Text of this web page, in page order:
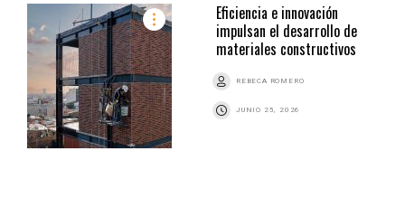
Eficiencia e innovación
impulsan el desarrollo de
materiales constructivos
REBECA ROMERO
JUNIO 25, 2026